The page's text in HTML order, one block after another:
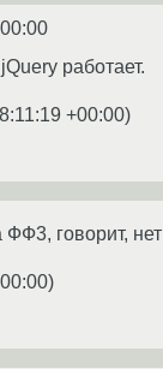
работает.
+00:00)
говорит,
)